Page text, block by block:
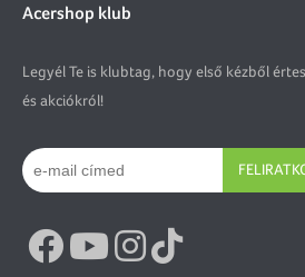
Acershop klub
Legyél Te is klubtag, hogy első kézből
és akciókról!